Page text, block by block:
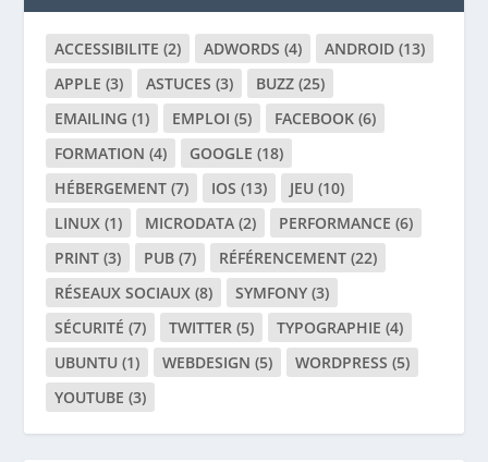
ACCESSIBILITE (2) ADWORDS (4) ANDROID (13)
APPLE (3) ASTUCES (3) BUZZ (25)
EMAILING (1) EMPLOI (5) FACEBOOK (6)
FORMATION (4) GOOGLE (18)
HÉBERGEMENT (7) IOS (13) JEU (10)
LINUX (1) MICRODATA (2) PERFORMANCE (6)
PRINT (3) PUB (7) RÉFÉRENCEMENT (22)
RÉSEAUX SOCIAUX (8) SYMFONY (3)
SÉCURITÉ (7) TWITTER (5) TYPOGRAPHIE (4)
UBUNTU (1) WEBDESIGN (5) WORDPRESS (5)
YOUTUBE (3)